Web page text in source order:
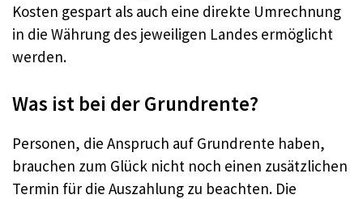
Kosten gespart als auch eine direkte Umrechnung
in die Währung des jeweiligen Landes ermöglicht
werden.
Was ist bei der Grundrente?
Personen, die Anspruch auf Grundrente haben,
brauchen zum Glück nicht noch einen zusätzlichen
Termin für die Auszahlung zu beachten. Die